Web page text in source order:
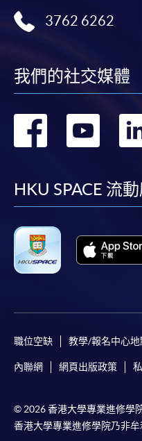
3762 6262
我們的社交媒體
轉
轉
HKU SPACE 流
職位空缺 教學/報名中心地
內聯網 網頁出版政策
© 2026 香港大學專業進修學
香港大學專業進修學院乃非